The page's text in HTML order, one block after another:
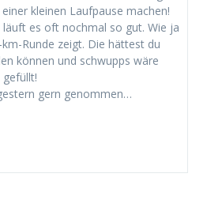
kleinen Laufpause machen!
es oft nochmal so gut. Wie ja
Runde zeigt. Die hättest du
können und schwupps wäre
gern genommen…